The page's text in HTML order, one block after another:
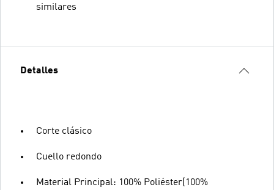
similares
Detalles
Corte clásico
Cuello redondo
Material Principal: 100% Poliéster(100%